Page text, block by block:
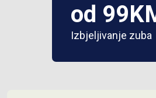
od
Izbjeljivanje zuba